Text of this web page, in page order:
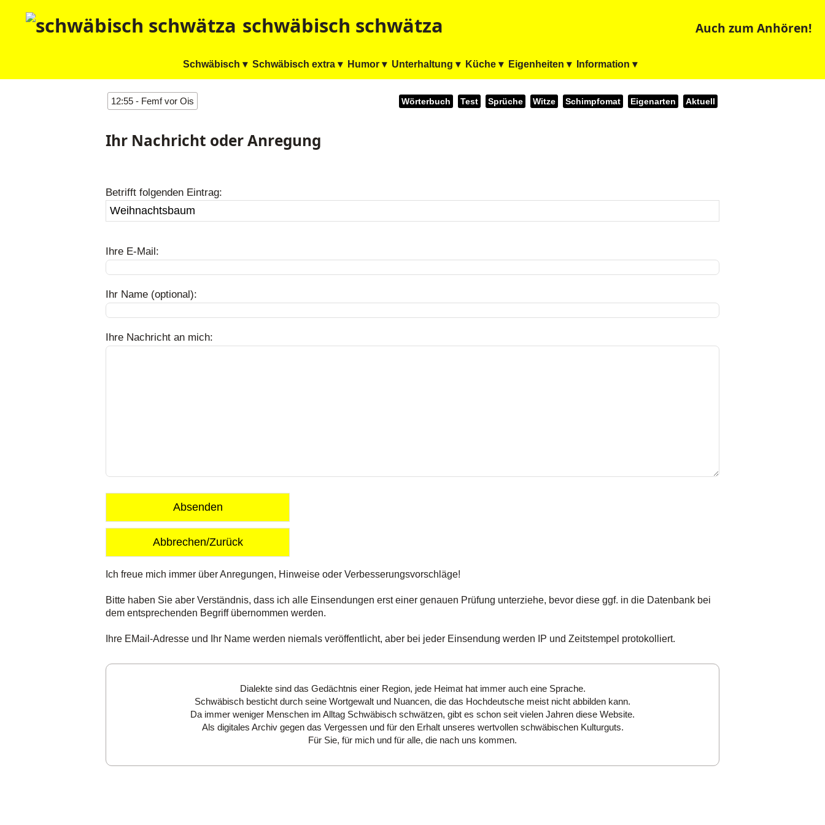
schwäbisch schwätza Auch zum Anhören!
Schwäbisch ▾ Schwäbisch extra ▾ Humor ▾ Unterhaltung ▾ Küche ▾ Eigenheiten ▾ Information ▾
12:55 - Femf vor Ois Wörterbuch Test Sprüche Witze Schimpfomat Eigenarten Aktuell
Ihr Nachricht oder Anregung
Betrifft folgenden Eintrag:
Ihre E-Mail:
Ihr Name (optional):
Ihre Nachricht an mich:
Absenden
Abbrechen/Zurück
Ich freue mich immer über Anregungen, Hinweise oder Verbesserungsvorschläge!
Bitte haben Sie aber Verständnis, dass ich alle Einsendungen erst einer genauen Prüfung unterziehe, bevor diese ggf. in die Datenbank bei
dem entsprechenden Begriff übernommen werden.
Ihre EMail-Adresse und Ihr Name werden niemals veröffentlicht, aber bei jeder Einsendung werden IP und Zeitstempel protokolliert.
Dialekte sind das Gedächtnis einer Region, jede Heimat hat immer auch eine Sprache.
Schwäbisch besticht durch seine Wortgewalt und Nuancen, die das Hochdeutsche meist nicht abbilden kann.
Da immer weniger Menschen im Alltag Schwäbisch schwätzen, gibt es schon seit vielen Jahren diese Website.
Als digitales Archiv gegen das Vergessen und für den Erhalt unseres wertvollen schwäbischen Kulturguts.
Für Sie, für mich und für alle, die nach uns kommen.